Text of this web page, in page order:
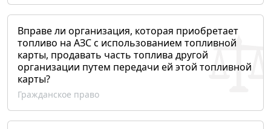
Вправе ли организация, которая приобретает
топливо на АЗС с использованием топливной
карты, продавать часть топлива другой
организации путем передачи ей этой топливной
карты?
Гражданское право